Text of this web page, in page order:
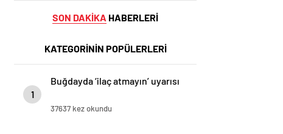
SON DAKİKA HABERLERİ
KATEGORİNİN POPÜLERLERİ
1
Buğdayda ‘ilaç atmayın’ uyarısı
37637 kez okundu